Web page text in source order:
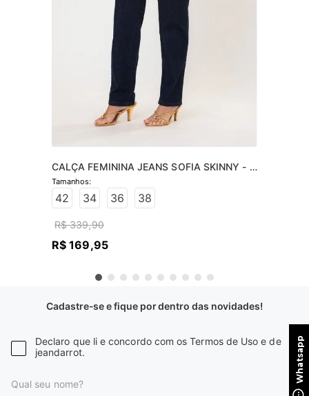
CALÇA FEMININA JEANS SOFIA SKINNY -
JEANS ESCURO
42 34 36 38
R$ 339,90
R$ 169,95
Cadastre-se e fique por dentro das novidades!
Declaro que li e concordo com os Termos de Uso e de
jeandarrot.